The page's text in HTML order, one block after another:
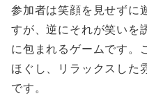
参加者は笑顔を見せずに
すが、逆にそれが笑いを
に包まれるゲームです。
ほぐし、リラックスした
です。